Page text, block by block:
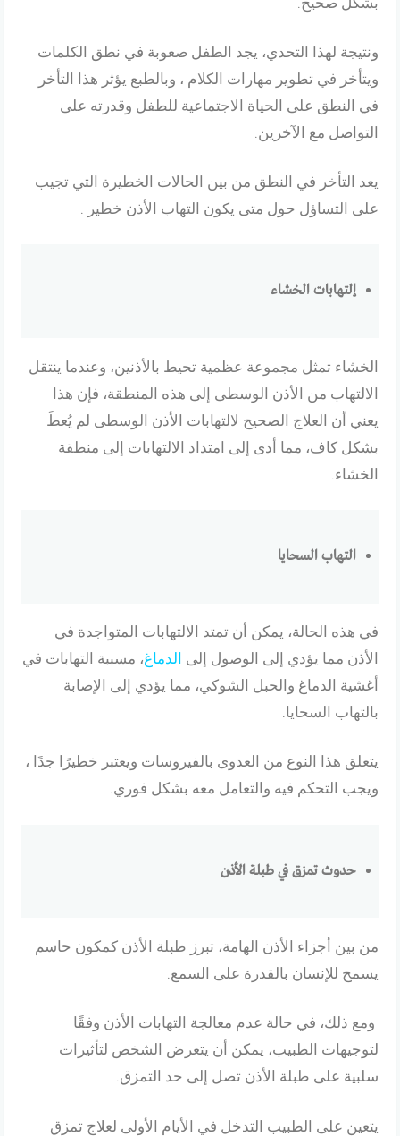
ونتيجة لهذا التحدي، يجد الطفل صعوبة في نطق الكلمات
ويتأخر في تطوير مهارات الكلام ، وبالطبع يؤثر هذا التأخر
في النطق على الحياة الاجتماعية للطفل وقدرته على
التواصل مع الآخرين.
يعد التأخر في النطق من بين الحالات الخطيرة التي تجيب
على التساؤل حول متى يكون التهاب الأذن خطير .
إلتهابات الخشاء
الخشاء تمثل مجموعة عظمية تحيط بالأذنين، وعندما ينتقل
الالتهاب من الأذن الوسطى إلى هذه المنطقة، فإن هذا
يعني أن العلاج الصحيح لالتهابات الأذن الوسطى لم يُعطَ
بشكل كاف، مما أدى إلى امتداد الالتهابات إلى منطقة
الخشاء.
التهاب السحايا
في هذه الحالة، يمكن أن تمتد الالتهابات المتواجدة في
الأذن مما يؤدي إلى الوصول إلى الدماغ، مسببة التهابات في
أغشية الدماغ والحبل الشوكي، مما يؤدي إلى الإصابة
بالتهاب السحايا.
يتعلق هذا النوع من العدوى بالفيروسات ويعتبر خطيرًا جدًا ،
ويجب التحكم فيه والتعامل معه بشكل فوري.
حدوث تمزق في طبلة الأذن
من بين أجزاء الأذن الهامة، تبرز طبلة الأذن كمكون حاسم
يسمح للإنسان بالقدرة على السمع.
ومع ذلك، في حالة عدم معالجة التهابات الأذن وفقًا
لتوجيهات الطبيب، يمكن أن يتعرض الشخص لتأثيرات
سلبية على طبلة الأذن تصل إلى حد التمزق.
يتعين على الطبيب التدخل في الأيام الأولى لعلاج تمزق